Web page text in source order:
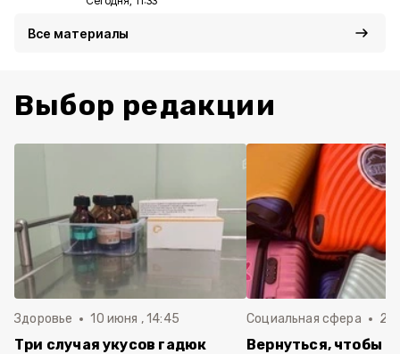
Все материалы
Выбор редакции
Здоровье 10 июня , 14:45
Три случая укусов гадюк
Социальная сфера 20
Вернуться, чтобы